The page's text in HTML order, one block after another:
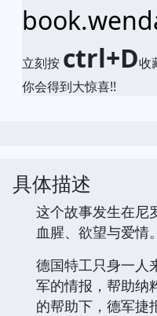
立刻按 ctrl+D收
你会得到大惊喜!!
具体描述
这个故事发生在尼
血腥、欲望与爱情。
德国特工只身一人
军的情报，帮助纳
的帮助下，德军捷